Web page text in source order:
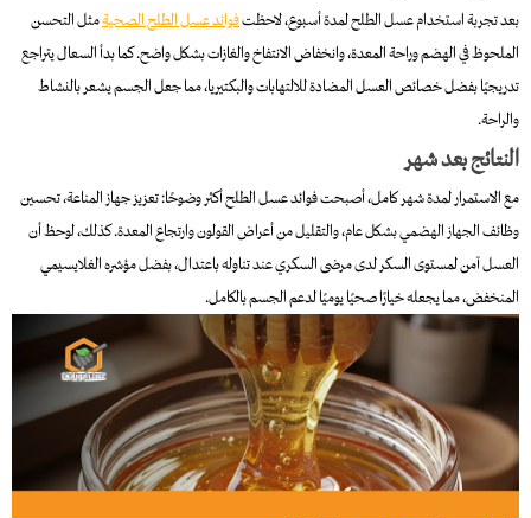
بعد تجربة استخدام عسل الطلح لمدة أسبوع، لاحظتفوائد عسل الطلح الصحيةمثل التحسن
الملحوظ في الهضم وراحة المعدة، وانخفاض الانتفاخ والغازات بشكل واضح. كما بدأ السعال يتراجع
تدريجيًا بفضل خصائص العسل المضادة للالتهابات والبكتيريا، مما جعل الجسم يشعر بالنشاط
والراحة.
النتائج بعد شهر
مع الاستمرار لمدة شهر كامل، أصبحت فوائد عسل الطلح أكثر وضوحًا: تعزيز جهاز المناعة، تحسين
وظائف الجهاز الهضمي بشكل عام، والتقليل من أعراض القولون وارتجاع المعدة. كذلك، لوحظ أن
العسل آمن لمستوى السكر لدى مرضى السكري عند تناوله باعتدال، بفضل مؤشره الغلايسيمي
المنخفض، مما يجعله خيارًا صحيًا يوميًا لدعم الجسم بالكامل.